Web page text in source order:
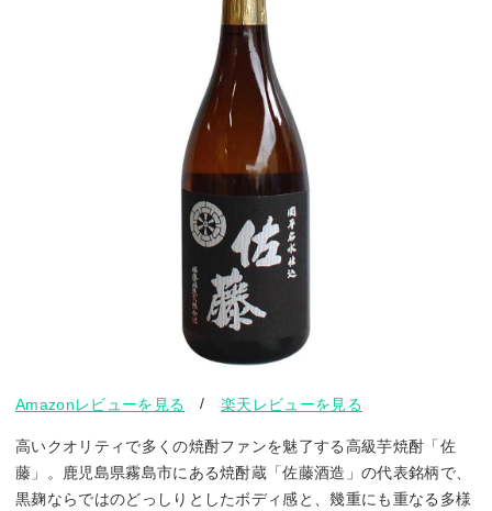
Amazonレビューを見る /楽天レビューを見る
高いクオリティで多くの焼酎ファンを魅了する高級芋焼酎「佐
藤」。鹿児島県霧島市にある焼酎蔵「佐藤酒造」の代表銘柄で、
黒麹ならではのどっしりとしたボディ感と、幾重にも重なる多様